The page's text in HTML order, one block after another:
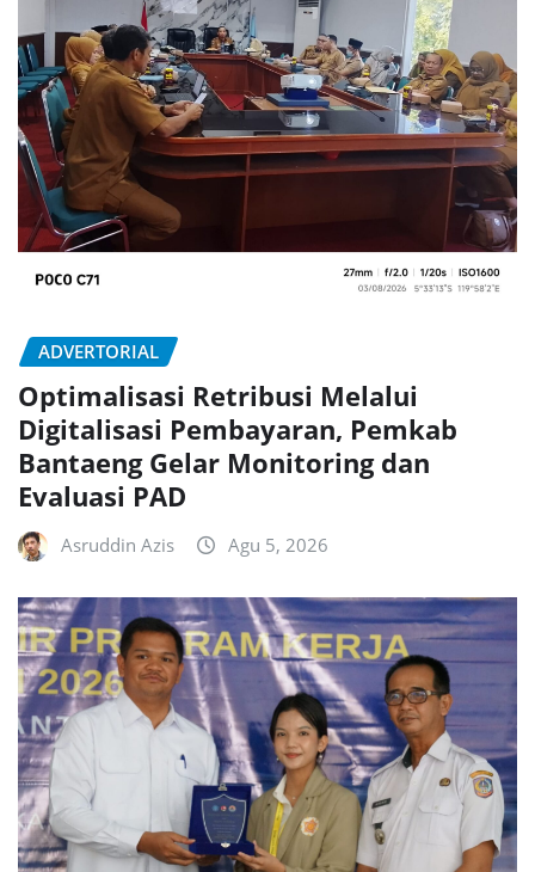
ADVERTORIAL
Optimalisasi Retribusi Melalui
Digitalisasi Pembayaran, Pemkab
Bantaeng Gelar Monitoring dan
Evaluasi PAD
Asruddin Azis Agu 5, 2026